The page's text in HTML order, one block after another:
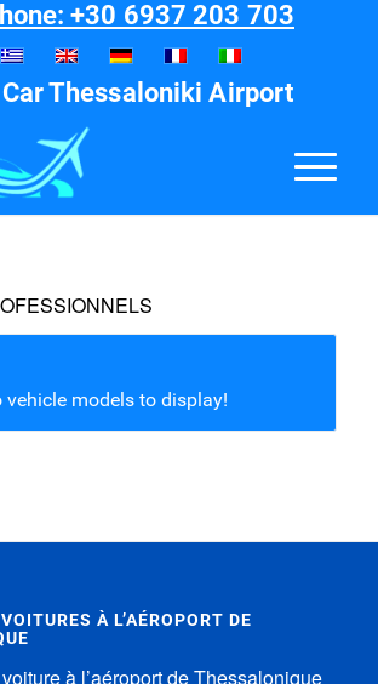
+30 6937 203 703
Car Thessaloniki Airport
vehicle models to display!
À L’AÉROPORT DE
à l’aéroport de Thessalonique